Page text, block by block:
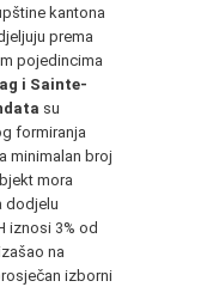
kantona
prema
pojedincima
i Sainte-
su
formiranja
minimalan broj
mora
dodjelu
iznosi 3% od
na
izborni